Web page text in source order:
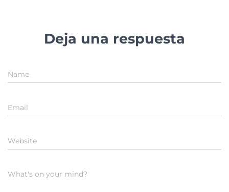
Deja una respuesta
Name
Email
Website
What's on your mind?